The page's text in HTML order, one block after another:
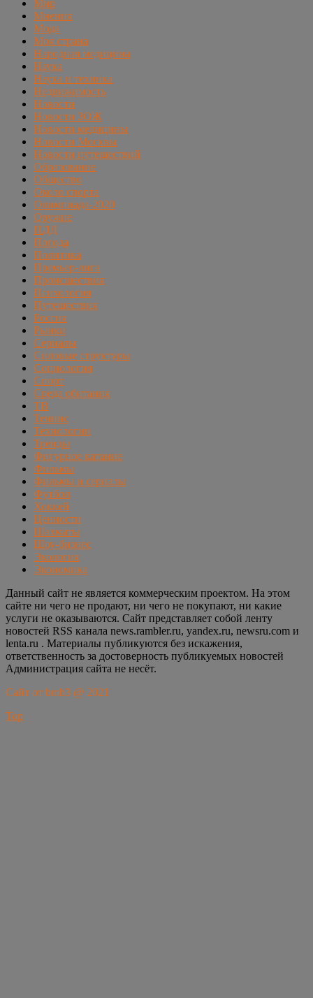
Мир
Мнения
Мода
Моя страна
Народная медицина
Наука
Наука и техника
Недвижимость
Новости
Новости ЗОЖ
Новости медицины
Новости Москвы
Новости путешествий
Образование
Общество
Около спорта
Олимпиада-2020
Оружие
ПДД
Погода
Политика
Премьер-лига
Происшествия
Психология
Путешествия
Россия
Рынки
Сериалы
Силовые структуры
Социология
Спорт
Среда обитания
ТВ
Теннис
Технологии
Тренды
Фигурное катание
Фильмы
Фильмы и сериалы
Футбол
Хоккей
Ценности
Шахматы
Шоу-бизнес
Экология
Экономика
Данный сайт не является коммерческим проектом. На этом
сайте ни чего не продают, ни чего не покупают, ни какие
услуги не оказываются. Сайт представляет собой ленту
новостей RSS канала news.rambler.ru, yandex.ru, newsru.com и
lenta.ru . Материалы публикуются без искажения,
ответственность за достоверность публикуемых новостей
Администрация сайта не несёт.
Сайт от bmb3 @ 2021
Top